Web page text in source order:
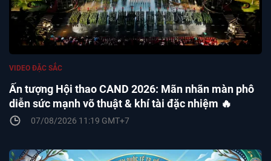
Ấn tượng Hội thao CAND 2026: Mãn nhãn màn phô
diễn sức mạnh võ thuật & khí tài đặc nhiệm 🔥
VIDEO ĐẶC SẮC
07/08/2026 11:19 GMT+7